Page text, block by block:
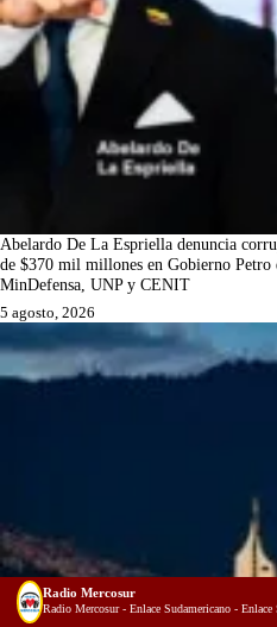
Abelardo De La Espriella denuncia
de $370 mil millones en Gobierno Petro
MinDefensa, UNP y CENIT
5 agosto, 2026
Radio Mercosur